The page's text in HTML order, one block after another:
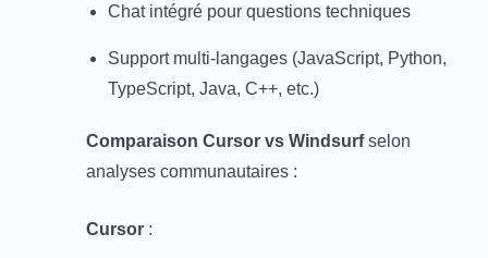
Chat intégré pour questions techniques
Support multi-langages (JavaScript, Python,
TypeScript, Java, C++, etc.)
Comparaison Cursor vs Windsurfselon
analyses communautaires :
Cursor :